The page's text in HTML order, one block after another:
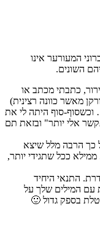
המעורער אינו
השונים.
כתבתי מכתב או
מאשר כוונה רצינית)
סוף היתה לי את
אלי יותר" ובזאת תם
כך הרבה מלל שיצא
ככל שתגידי יותר,
התנאי היחיד
עם המילים שלך על
בספק גדול 🙂